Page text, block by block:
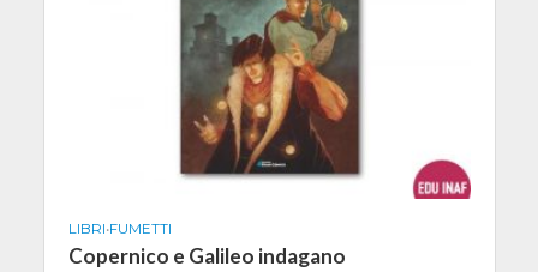
LIBRI•FUMETTI
Copernico e Galileo indagano